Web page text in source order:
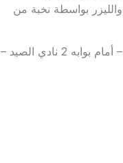
بواسطة نخبة من
للحجز والاستعلام: 01011121127 – 01555556694 – العنوان: 90 ش محيي الدين أبو العز – أمام بوابه 2 نادي الصيد –